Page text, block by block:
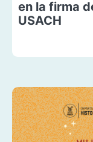
en la firma
USACH